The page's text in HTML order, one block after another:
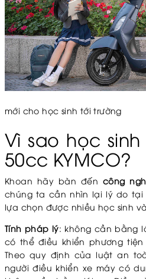
Xe 50Fi -
mới cho học sinh tới trường
Vì sao học
50cc KYMCO?
Khoan hãy bàn đến công
chúng ta cần nhìn lại lý do tại
lựa chọn được nhiều học sinh
Tính pháp lý: không cần bằng
có thể điều khiển phương
Theo quy định của luật an
người điều khiển xe máy có